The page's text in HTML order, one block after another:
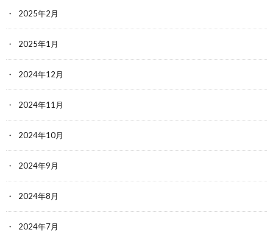
2025年2月
2025年1月
2024年12月
2024年11月
2024年10月
2024年9月
2024年8月
2024年7月